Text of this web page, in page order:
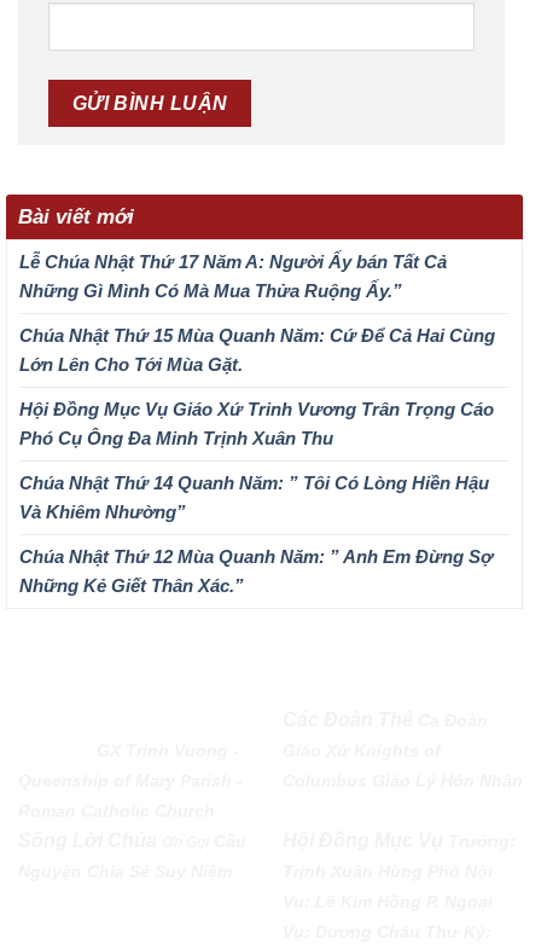
Bài viết mới
Lễ Chúa Nhật Thứ 17 Năm A: Người Ấy bán Tất Cả
Những Gì Mình Có Mà Mua Thửa Ruộng Ấy.”
Chúa Nhật Thứ 15 Mùa Quanh Năm: Cứ Để Cả Hai Cùng
Lớn Lên Cho Tới Mùa Gặt.
Hội Đồng Mục Vụ Giáo Xứ Trinh Vương Trân Trọng Cáo
Phó Cụ Ông Đa Minh Trịnh Xuân Thu
Chúa Nhật Thứ 14 Quanh Năm: ” Tôi Có Lòng Hiền Hậu
Và Khiêm Nhường”
Chúa Nhật Thứ 12 Mùa Quanh Năm: ” Anh Em Đừng Sợ
Những Kẻ Giết Thân Xác.”